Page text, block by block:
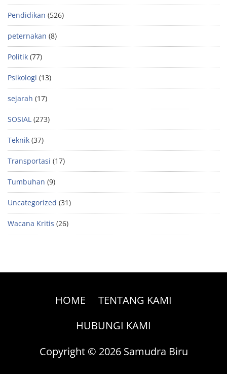
Pendidikan (526)
peternakan (8)
Politik (77)
Psikologi (13)
sejarah (17)
SOSIAL (273)
Teknik (37)
Transportasi (17)
Tumbuhan (9)
Uncategorized (31)
Wacana Kritis (26)
HOME
TENTANG KAMI
HUBUNGI KAMI
Copyright © 2026 Samudra Biru